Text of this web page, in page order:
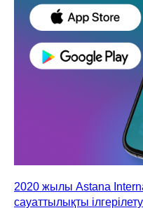
2020 жылы Astana
сауаттылықты